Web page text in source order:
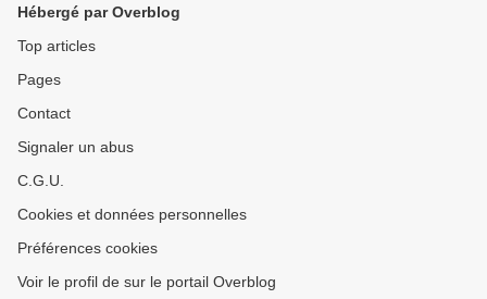
Hébergé par Overblog
Top articles
Pages
Contact
Signaler un abus
C.G.U.
Cookies et données personnelles
Préférences cookies
Voir le profil de sur le portail Overblog